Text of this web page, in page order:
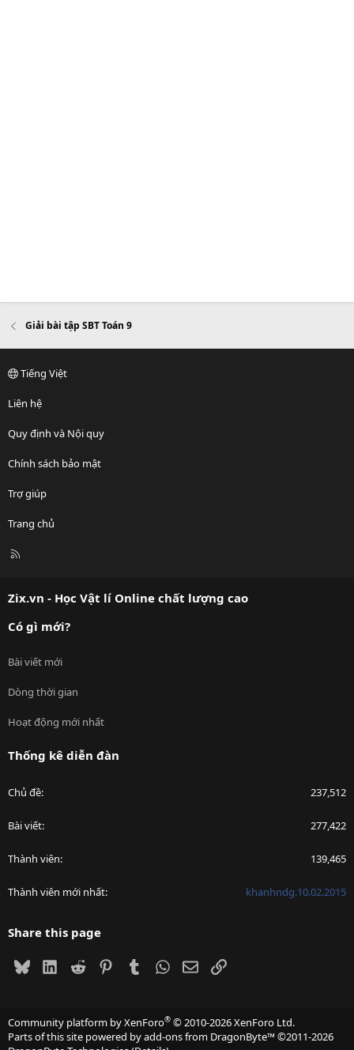
Giải bài tập SBT Toán 9
Tiếng Việt
Liên hệ
Quy định và Nội quy
Chính sách bảo mật
Trợ giúp
Trang chủ
R
Zix.vn - Học Vật lí Online chất lượng cao
Có gì mới?
Bài viết mới
Dòng thời gian
Hoạt động mới nhất
Thống kê diễn đàn
Chủ đề 237,512
Bài viết 277,422
Thành viên 139,465
Thành viên mới nhất khanhndg.10.02.2015
Share this page
BlueskyLinkedIn
Reddit PinterestTumblrWhatsApp
EmailLink
Community platform by XenForo® © 2010-2026 XenForo Ltd.
Parts of this site powered byadd-ons from DragonByte™©2011-2026